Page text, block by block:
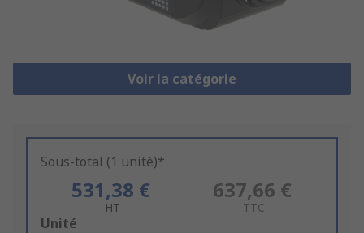
Voir la catégorie
Sous-total (1 unité)*
531,38 €
HT
637,66 €
TTC
Add
Unité